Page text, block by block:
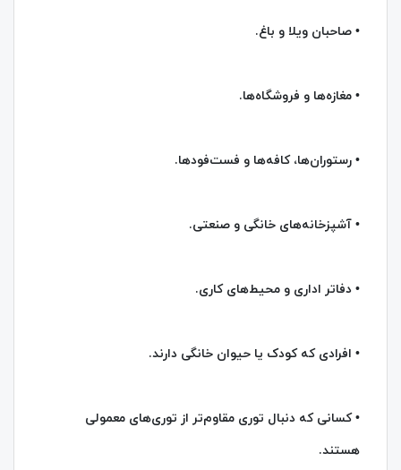
• صاحبان ویلا و باغ.
• مغازه‌ها و فروشگاه‌ها.
• رستوران‌ها، کافه‌ها و فست‌فودها.
• آشپزخانه‌های خانگی و صنعتی.
• دفاتر اداری و محیط‌های کاری.
• افرادی که کودک یا حیوان خانگی دارند.
• کسانی که دنبال توری مقاوم‌تر از توری‌های معمولی
هستند.